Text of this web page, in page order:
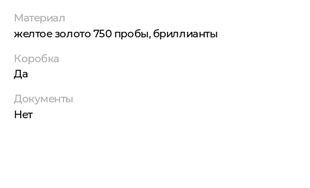
Материал
желтое золото 750 пробы, бриллианты
Коробка
Да
Документы
Нет